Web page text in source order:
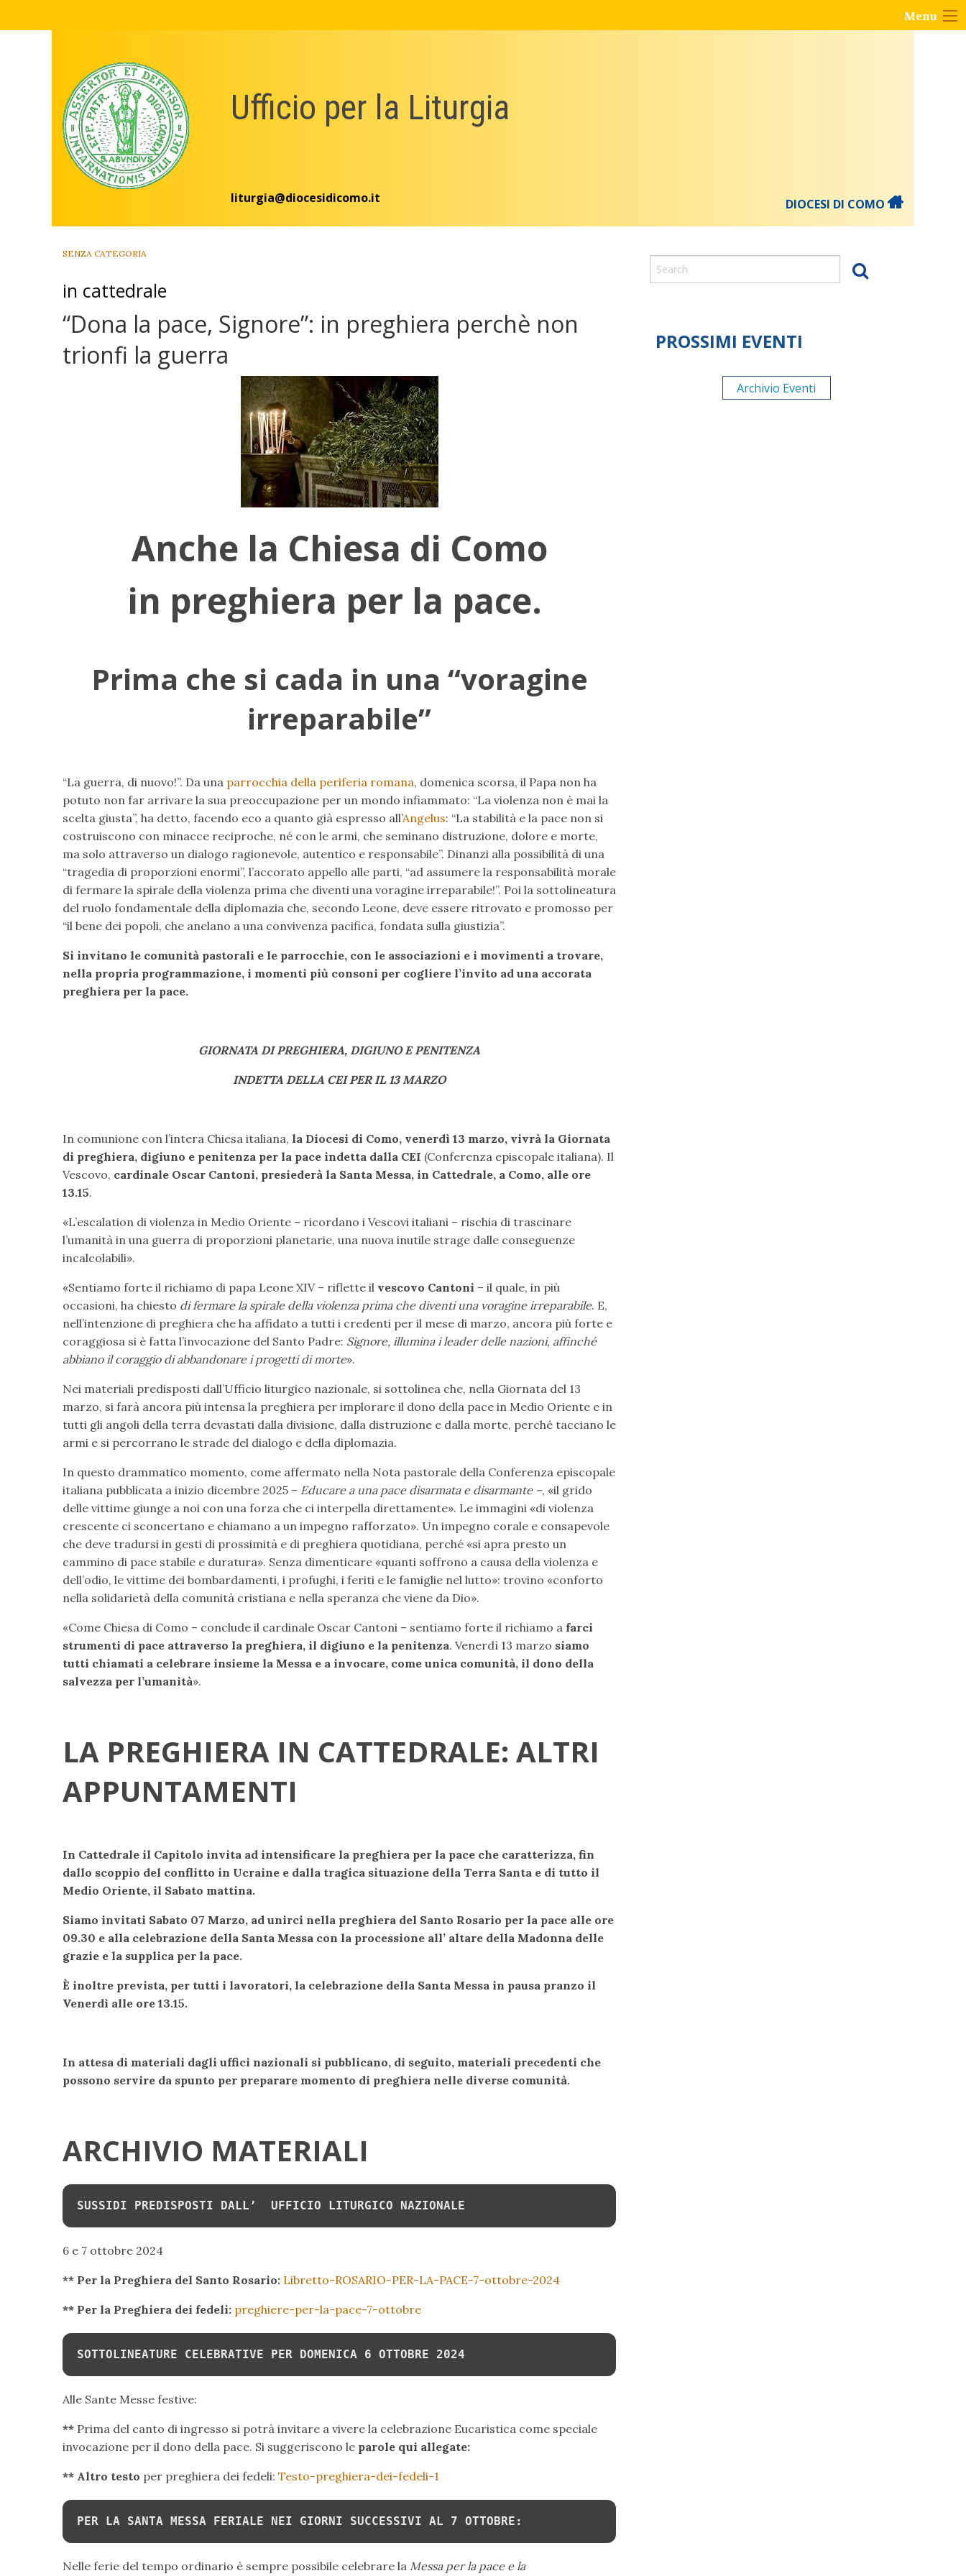
Menu
Ufficio per la Liturgia
liturgia@diocesidicomo.it DIOCESI DI COMO
SENZA CATEGORIA
in cattedrale
“Dona la pace, Signore”: in preghiera perchè non
trionfi la guerra
Anche la Chiesa di Como
in preghiera per la pace.
Prima che si cada in una “voragine
irreparabile”
“La guerra, di nuovo!”. Da una parrocchia della periferia romana, domenica scorsa, il Papa non ha
potuto non far arrivare la sua preoccupazione per un mondo infiammato: “La violenza non è mai la
scelta giusta”, ha detto, facendo eco a quanto già espresso all’Angelus: “La stabilità e la pace non si
costruiscono con minacce reciproche, né con le armi, che seminano distruzione, dolore e morte,
ma solo attraverso un dialogo ragionevole, autentico e responsabile”. Dinanzi alla possibilità di una
“tragedia di proporzioni enormi”, l’accorato appello alle parti, “ad assumere la responsabilità morale
di fermare la spirale della violenza prima che diventi una voragine irreparabile!”. Poi la sottolineatura
del ruolo fondamentale della diplomazia che, secondo Leone, deve essere ritrovato e promosso per
“il bene dei popoli, che anelano a una convivenza pacifica, fondata sulla giustizia”.
Si invitano le comunità pastorali e le parrocchie, con le associazioni e i movimenti a trovare,
nella propria programmazione, i momenti più consoni per cogliere l’invito ad una accorata
preghiera per la pace.
GIORNATA DI PREGHIERA, DIGIUNO E PENITENZA
INDETTA DELLA CEI PER IL 13 MARZO
In comunione con l’intera Chiesa italiana, la Diocesi di Como, venerdì 13 marzo, vivrà la Giornata
di preghiera, digiuno e penitenza per la pace indetta dalla CEI (Conferenza episcopale italiana). Il
Vescovo, cardinale Oscar Cantoni, presiederà la Santa Messa, in Cattedrale, a Como, alle ore
13.15.
«L’escalation di violenza in Medio Oriente – ricordano i Vescovi italiani – rischia di trascinare
l’umanità in una guerra di proporzioni planetarie, una nuova inutile strage dalle conseguenze
incalcolabili».
«Sentiamo forte il richiamo di papa Leone XIV – riflette il vescovo Cantoni – il quale, in più
occasioni, ha chiesto di fermare la spirale della violenza prima che diventi una voragine irreparabile. E,
nell’intenzione di preghiera che ha affidato a tutti i credenti per il mese di marzo, ancora più forte e
coraggiosa si è fatta l’invocazione del Santo Padre: Signore, illumina i leader delle nazioni, affinché
abbiano il coraggio di abbandonare i progetti di morte».
Nei materiali predisposti dall’Ufficio liturgico nazionale, si sottolinea che, nella Giornata del 13
marzo, si farà ancora più intensa la preghiera per implorare il dono della pace in Medio Oriente e in
tutti gli angoli della terra devastati dalla divisione, dalla distruzione e dalla morte, perché tacciano le
armi e si percorrano le strade del dialogo e della diplomazia.
In questo drammatico momento, come affermato nella Nota pastorale della Conferenza episcopale
italiana pubblicata a inizio dicembre 2025 – Educare a una pace disarmata e disarmante –, «il grido
delle vittime giunge a noi con una forza che ci interpella direttamente». Le immagini «di violenza
crescente ci sconcertano e chiamano a un impegno rafforzato». Un impegno corale e consapevole
che deve tradursi in gesti di prossimità e di preghiera quotidiana, perché «si apra presto un
cammino di pace stabile e duratura». Senza dimenticare «quanti soffrono a causa della violenza e
dell’odio, le vittime dei bombardamenti, i profughi, i feriti e le famiglie nel lutto»: trovino «conforto
nella solidarietà della comunità cristiana e nella speranza che viene da Dio».
«Come Chiesa di Como – conclude il cardinale Oscar Cantoni – sentiamo forte il richiamo a farci
strumenti di pace attraverso la preghiera, il digiuno e la penitenza. Venerdì 13 marzo siamo
tutti chiamati a celebrare insieme la Messa e a invocare, come unica comunità, il dono della
salvezza per l’umanità».
LA PREGHIERA IN CATTEDRALE: ALTRI
APPUNTAMENTI
In Cattedrale il Capitolo invita ad intensificare la preghiera per la pace che caratterizza, fin
dallo scoppio del conflitto in Ucraine e dalla tragica situazione della Terra Santa e di tutto il
Medio Oriente, il Sabato mattina.
Siamo invitati Sabato 07 Marzo, ad unirci nella preghiera del Santo Rosario per la pace alle ore
09.30 e alla celebrazione della Santa Messa con la processione all’ altare della Madonna delle
grazie e la supplica per la pace.
È inoltre prevista, per tutti i lavoratori, la celebrazione della Santa Messa in pausa pranzo il
Venerdì alle ore 13.15.
In attesa di materiali dagli uffici nazionali si pubblicano, di seguito, materiali precedenti che
possono servire da spunto per preparare momento di preghiera nelle diverse comunità.
ARCHIVIO MATERIALI
SUSSIDI PREDISPOSTI DALL’  UFFICIO LITURGICO NAZIONALE
6 e 7 ottobre 2024
** Per la Preghiera del Santo Rosario: Libretto-ROSARIO-PER-LA-PACE-7-ottobre-2024
** Per la Preghiera dei fedeli: preghiere-per-la-pace-7-ottobre
SOTTOLINEATURE CELEBRATIVE PER DOMENICA 6 OTTOBRE 2024
Alle Sante Messe festive:
** Prima del canto di ingresso si potrà invitare a vivere la celebrazione Eucaristica come speciale
invocazione per il dono della pace. Si suggeriscono le parole qui allegate:
** Altro testo per preghiera dei fedeli: Testo-preghiera-dei-fedeli-1
PER LA SANTA MESSA FERIALE NEI GIORNI SUCCESSIVI AL 7 OTTOBRE:
Nelle ferie del tempo ordinario è sempre possibile celebrare la Messa per la pace e la
PROSSIMI EVENTI
Archivio Eventi